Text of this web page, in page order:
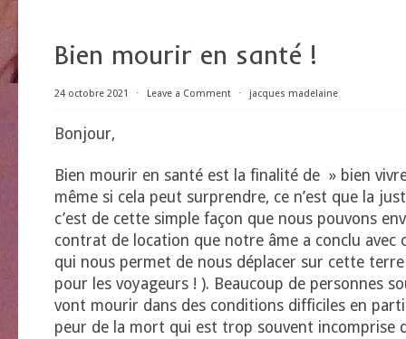
Bien mourir en santé !
24 octobre 2021 ⋅ Leave a Comment ⋅ jacques madelaine
Bonjour,
Bien mourir en santé est la finalité de » bien
même si cela peut surprendre, ce n’est que la
c’est de cette simple façon que nous pouvons
contrat de location que notre âme a conclu avec
qui nous permet de nous déplacer sur cette
pour les voyageurs ! ). Beaucoup de personnes
vont mourir dans des conditions difficiles en
peur de la mort qui est trop souvent incomprise